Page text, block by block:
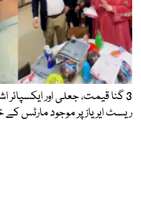
3 گنا قیمت، جعلی اور
ریسٹ ایریاز پر موجود مارٹس